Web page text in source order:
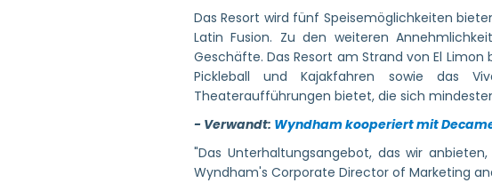
Das Resort wird fünf Speisemöglichkeiten
Latin Fusion. Zu den weiteren
Geschäfte. Das Resort am Strand von El
Pickleball und Kajakfahren sowie das
Theateraufführungen bietet, die sich
- Verwandt: Wyndham kooperiert mit
"Das Unterhaltungsangebot, das wir
Wyndham's Corporate Director of Marketing